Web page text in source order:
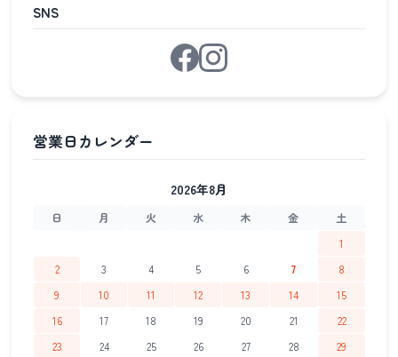
SNS
2026年8月
日 月 火 水 木 金
土
1
2
3 4 5 6 7
8
9
10 11 12 13 14
15
16
17 18 19 20 21
22
23
24 25 26 27 28
29